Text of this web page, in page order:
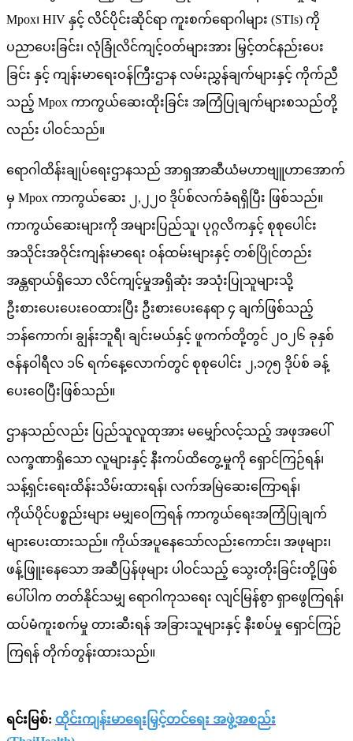
Mpox၊ HIV နှင့် လိင်ပိုင်းဆိုင်ရာ ကူးစက်ရောဂါများ (STIs) ကို
ပညာပေးခြင်း၊ လုံခြုံလိင်ကျင့်ဝတ်များအား မြှင့်တင်နည်းပေး
ခြင်း နှင့် ကျန်းမာရေးဝန်ကြီးဌာန လမ်းညွှန်ချက်များနှင့် ကိုက်ညီ
သည့် Mpox ကာကွယ်ဆေးထိုးခြင်း အကြံပြုချက်များစသည်တို့
လည်း ပါဝင်သည်။
ရောဂါထိန်းချုပ်ရေးဌာနသည် အာရှအာဆီယံမဟာဗျူဟာအောက်
မှ Mpox ကာကွယ်ဆေး ၂,၂၂၀ ဒိုပ်စ်လက်ခံရရှိပြီး ဖြစ်သည်။
ကာကွယ်ဆေးများကို အများပြည်သူ၊ ပုဂ္ဂလိကနှင့် စုစုပေါင်း
အသိုင်းအဝိုင်းကျန်းမာရေး ဝန်ထမ်းများနှင့် တစ်ပြိုင်တည်း
အန္တရာယ်ရှိသော လိင်ကျင့်မှုအရှိဆုံး အသုံးပြုသူများသို့
ဦးစားပေးပေးဝေထားပြီး ဦးစားပေးနေရာ ၄ ချက်ဖြစ်သည့်
ဘန်ကောက်၊ ချွန်းဘူရီ၊ ချင်းမယ်နှင့် ဖူကက်တို့တွင် ၂၀၂၆ ခုနှစ်
ဇန်နဝါရီလ ၁၆ ရက်နေ့လောက်တွင် စုစုပေါင်း ၂,၁၇၅ ဒိုပ်စ် ခန့်
ပေးဝေပြီးဖြစ်သည်။
ဌာနသည်လည်း ပြည်သူလူထုအား မမျှော်လင့်သည့် အဖုအပေါ်
လက္ခဏာရှိသော လူများနှင့် နီးကပ်ထိတွေ့မှုကို ရှောင်ကြဉ်ရန်၊
သန့်ရှင်းရေးထိန်းသိမ်းထားရန်၊ လက်အမြဲဆေးကြောရန်၊
ကိုယ်ပိုင်ပစ္စည်းများ မမျှဝေကြရန် ကာကွယ်ရေးအကြံပြုချက်
များပေးထားသည်။ ကိုယ်အပူနေသော်လည်းကောင်း၊ အဖုများ၊
ဖန့်ဖြူးနေသော အဆီပြန်ဖုများ ပါဝင်သည့် သွေးတိုးခြင်းတို့ဖြစ်
ပေါ်ပါက တတ်နိုင်သမျှ ရောဂါကုသရေး လျင်မြန်စွာ ရှာဖွေကြရန်၊
ထပ်မံကူးစက်မှု တားဆီးရန် အခြားသူများနှင့် နီးစပ်မှု ရှောင်ကြဉ်
ကြရန် တိုက်တွန်းထားသည်။
ရင်းမြစ်: ထိုင်းကျန်းမာရေးမြှင့်တင်ရေး အဖွဲ့အစည်း